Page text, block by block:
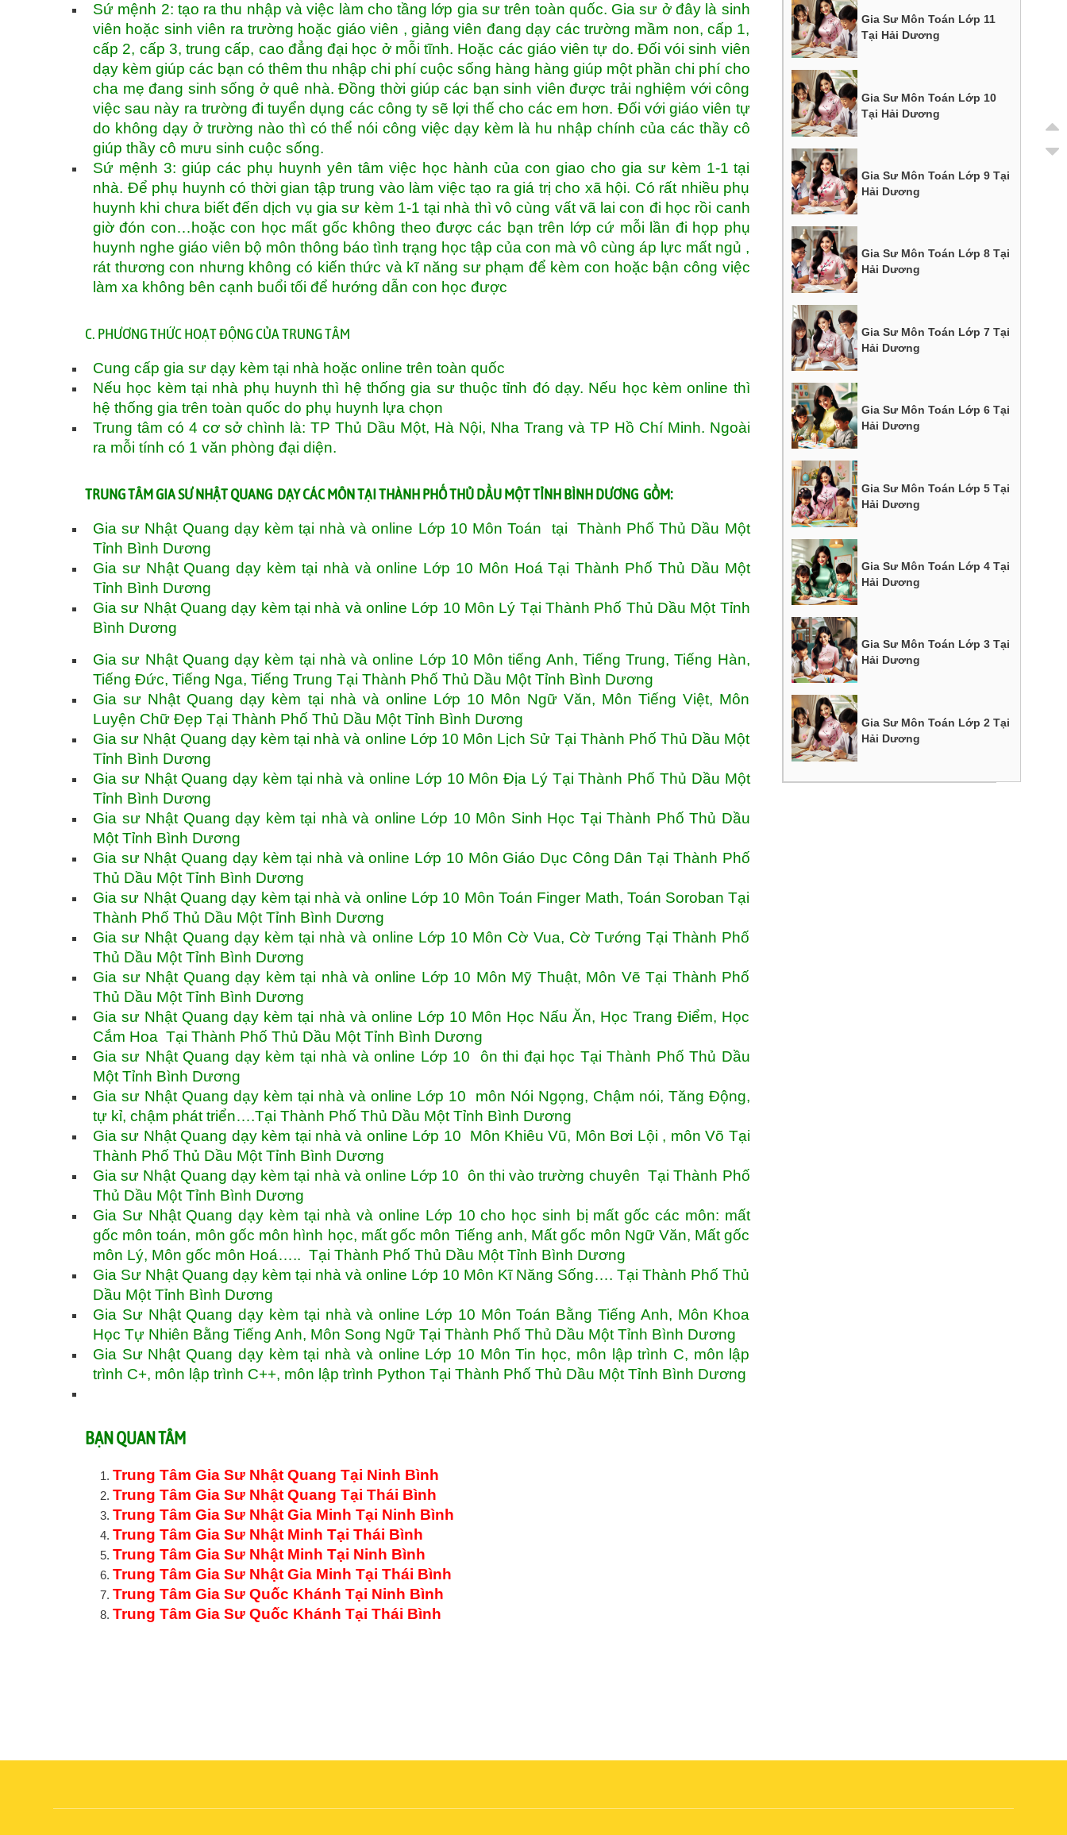
Sứ mệnh 2: tạo ra thu nhập và việc làm cho tầng lớp gia sư trên toàn quốc. Gia sư ở đây là sinh
viên hoặc sinh viên ra trường hoặc giáo viên , giảng viên đang dạy các trường mầm non, cấp 1,
cấp 2, cấp 3, trung cấp, cao đẳng đại học ở mỗi tĩnh. Hoặc các giáo viên tự do. Đối vói sinh viên
dạy kèm giúp các bạn có thêm thu nhập chi phí cuộc sống hàng hàng giúp một phần chi phí cho
cha mẹ đang sinh sống ở quê nhà. Đồng thời giúp các bạn sinh viên được trải nghiệm với công
việc sau này ra trường đi tuyển dụng các công ty sẽ lợi thế cho các em hơn. Đối với giáo viên tự
do không dạy ở trường nào thì có thể nói công việc dạy kèm là hu nhập chính của các thầy cô
giúp thầy cô mưu sinh cuộc sống.
Sứ mệnh 3: giúp các phụ huynh yên tâm việc học hành của con giao cho gia sư kèm 1-1 tại
nhà. Để phụ huynh có thời gian tập trung vào làm việc tạo ra giá trị cho xã hội. Có rất nhiều phụ
huynh khi chưa biết đến dịch vụ gia sư kèm 1-1 tại nhà thì vô cùng vất vã lai con đi học rồi canh
giờ đón con…hoặc con học mất gốc không theo được các bạn trên lớp cứ mỗi lần đi họp phụ
huynh nghe giáo viên bộ môn thông báo tình trạng học tập của con mà vô cùng áp lực mất ngủ ,
rát thương con nhưng không có kiến thức và kĩ năng sư phạm để kèm con hoặc bận công việc
làm xa không bên cạnh buổi tối để hướng dẫn con học được
C. PHƯƠNG THỨC HOẠT ĐỘNG CỦA TRUNG TÂM
Cung cấp gia sư dạy kèm tại nhà hoặc online trên toàn quốc
Nếu học kèm tại nhà phụ huynh thì hệ thống gia sư thuộc tỉnh đó dạy. Nếu học kèm online thì
hệ thống gia trên toàn quốc do phụ huynh lựa chọn
Trung tâm có 4 cơ sở chình là: TP Thủ Dầu Một, Hà Nội, Nha Trang và TP Hồ Chí Minh. Ngoài
ra mỗi tính có 1 văn phòng đại diện.
TRUNG TÂM GIA SƯ NHẬT QUANG DẠY CÁC MÔN TẠI THÀNH PHỐ THỦ DẦU MỘT TỈNH BÌNH DƯƠNG GỒM:
Gia sư Nhật Quang dạy kèm tại nhà và online Lớp 10 Môn Toán tại Thành Phố Thủ Dầu Một
Tỉnh Bình Dương
Gia sư Nhật Quang dạy kèm tại nhà và online Lớp 10 Môn Hoá Tại Thành Phố Thủ Dầu Một
Tỉnh Bình Dương
Gia sư Nhật Quang dạy kèm tại nhà và online Lớp 10 Môn Lý Tại Thành Phố Thủ Dầu Một Tỉnh
Bình Dương
Gia sư Nhật Quang dạy kèm tại nhà và online Lớp 10 Môn tiếng Anh, Tiếng Trung, Tiếng Hàn,
Tiếng Đức, Tiếng Nga, Tiếng Trung Tại Thành Phố Thủ Dầu Một Tỉnh Bình Dương
Gia sư Nhật Quang dạy kèm tại nhà và online Lớp 10 Môn Ngữ Văn, Môn Tiếng Việt, Môn
Luyện Chữ Đẹp Tại Thành Phố Thủ Dầu Một Tỉnh Bình Dương
Gia sư Nhật Quang dạy kèm tại nhà và online Lớp 10 Môn Lịch Sử Tại Thành Phố Thủ Dầu Một
Tỉnh Bình Dương
Gia sư Nhật Quang dạy kèm tại nhà và online Lớp 10 Môn Địa Lý Tại Thành Phố Thủ Dầu Một
Tỉnh Bình Dương
Gia sư Nhật Quang dạy kèm tại nhà và online Lớp 10 Môn Sinh Học Tại Thành Phố Thủ Dầu
Một Tỉnh Bình Dương
Gia sư Nhật Quang dạy kèm tại nhà và online Lớp 10 Môn Giáo Dục Công Dân Tại Thành Phố
Thủ Dầu Một Tỉnh Bình Dương
Gia sư Nhật Quang dạy kèm tại nhà và online Lớp 10 Môn Toán Finger Math, Toán Soroban Tại
Thành Phố Thủ Dầu Một Tỉnh Bình Dương
Gia sư Nhật Quang dạy kèm tại nhà và online Lớp 10 Môn Cờ Vua, Cờ Tướng Tại Thành Phố
Thủ Dầu Một Tỉnh Bình Dương
Gia sư Nhật Quang dạy kèm tại nhà và online Lớp 10 Môn Mỹ Thuật, Môn Vẽ Tại Thành Phố
Thủ Dầu Một Tỉnh Bình Dương
Gia sư Nhật Quang dạy kèm tại nhà và online Lớp 10 Môn Học Nấu Ăn, Học Trang Điểm, Học
Cắm Hoa Tại Thành Phố Thủ Dầu Một Tỉnh Bình Dương
Gia sư Nhật Quang dạy kèm tại nhà và online Lớp 10 ôn thi đại học Tại Thành Phố Thủ Dầu
Một Tỉnh Bình Dương
Gia sư Nhật Quang dạy kèm tại nhà và online Lớp 10 môn Nói Ngọng, Chậm nói, Tăng Động,
tự kỉ, chậm phát triển….Tại Thành Phố Thủ Dầu Một Tỉnh Bình Dương
Gia sư Nhật Quang dạy kèm tại nhà và online Lớp 10 Môn Khiêu Vũ, Môn Bơi Lội , môn Võ Tại
Thành Phố Thủ Dầu Một Tỉnh Bình Dương
Gia sư Nhật Quang dạy kèm tại nhà và online Lớp 10 ôn thi vào trường chuyên Tại Thành Phố
Thủ Dầu Một Tỉnh Bình Dương
Gia Sư Nhật Quang dạy kèm tại nhà và online Lớp 10 cho học sinh bị mất gốc các môn: mất
gốc môn toán, môn gốc môn hình học, mất gốc môn Tiếng anh, Mất gốc môn Ngữ Văn, Mất gốc
môn Lý, Môn gốc môn Hoá….. Tại Thành Phố Thủ Dầu Một Tỉnh Bình Dương
Gia Sư Nhật Quang dạy kèm tại nhà và online Lớp 10 Môn Kĩ Năng Sống…. Tại Thành Phố Thủ
Dầu Một Tỉnh Bình Dương
Gia Sư Nhật Quang dạy kèm tại nhà và online Lớp 10 Môn Toán Bằng Tiếng Anh, Môn Khoa
Học Tự Nhiên Bằng Tiếng Anh, Môn Song Ngữ Tại Thành Phố Thủ Dầu Một Tỉnh Bình Dương
Gia Sư Nhật Quang dạy kèm tại nhà và online Lớp 10 Môn Tin học, môn lập trình C, môn lập
trình C+, môn lập trình C++, môn lập trình Python Tại Thành Phố Thủ Dầu Một Tỉnh Bình Dương
BẠN QUAN TÂM
Trung Tâm Gia Sư Nhật Quang Tại Ninh Bình
Trung Tâm Gia Sư Nhật Quang Tại Thái Bình
Trung Tâm Gia Sư Nhật Gia Minh Tại Ninh Bình
Trung Tâm Gia Sư Nhật Minh Tại Thái Bình
Trung Tâm Gia Sư Nhật Minh Tại Ninh Bình
Trung Tâm Gia Sư Nhật Gia Minh Tại Thái Bình
Trung Tâm Gia Sư Quốc Khánh Tại Ninh Bình
Trung Tâm Gia Sư Quốc Khánh Tại Thái Bình
Gia Sư Môn Toán Lớp 11
Tại Hải Dương
Gia Sư Môn Toán Lớp 10
Tại Hải Dương
Gia Sư Môn Toán Lớp 9 Tại
Hải Dương
Gia Sư Môn Toán Lớp 8 Tại
Hải Dương
Gia Sư Môn Toán Lớp 7 Tại
Hải Dương
Gia Sư Môn Toán Lớp 6 Tại
Hải Dương
Gia Sư Môn Toán Lớp 5 Tại
Hải Dương
Gia Sư Môn Toán Lớp 4 Tại
Hải Dương
Gia Sư Môn Toán Lớp 3 Tại
Hải Dương
Gia Sư Môn Toán Lớp 2 Tại
Hải Dương